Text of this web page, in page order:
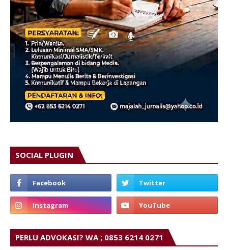
SOCIAL PLUGIN
PERLU ADVOKASI? WA ; 0853 6214 0271